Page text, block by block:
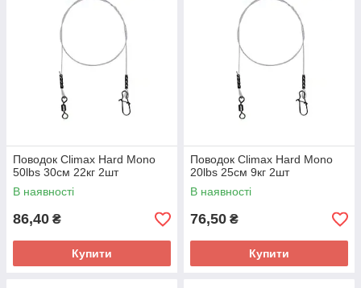
Поводок Climax Hard Mono
50lbs 30см 22кг 2шт
В наявності
86,40 ₴
Купити
Поводок Climax Hard Mono
20lbs 25см 9кг 2шт
В наявності
76,50 ₴
Купити